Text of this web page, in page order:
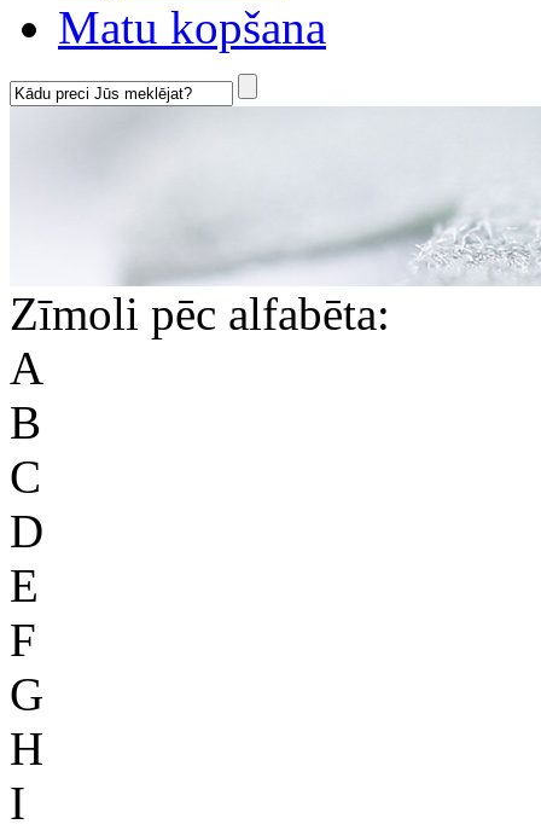
Matu kopšana
Zīmoli pēc alfabēta:
A
B
C
D
E
F
G
H
I